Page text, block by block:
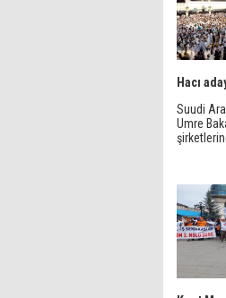
Hacı
Suudi
Umre